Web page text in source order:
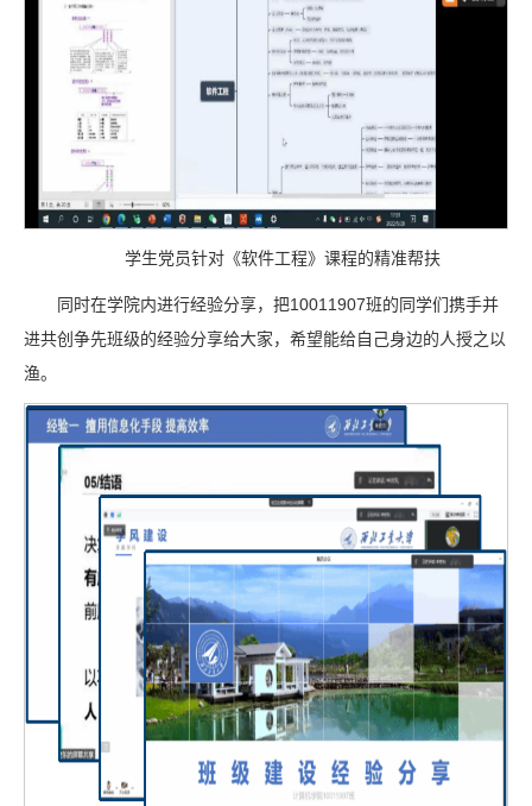
学生党员针对《软件工程》课程的精准帮扶
同时在学院内进行经验分享，把10011907班的同学们携手并
进共创争先班级的经验分享给大家，希望能给自己身边的人授之以
渔。